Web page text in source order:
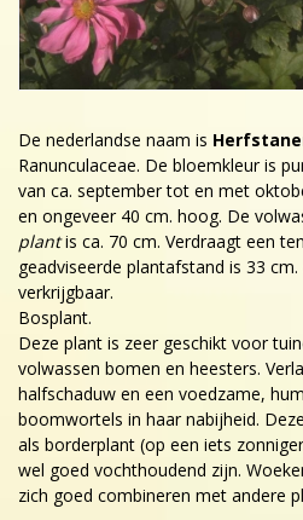
De nederlandse naam is
Ranunculaceae. De bloemkleur is
van ca. september tot en met
en ongeveer 40 cm. hoog. De
plantis ca. 70 cm. Verdraagt een
geadviseerde plantafstand is 33
verkrijgbaar.
Bosplant.
Deze plant is zeer geschikt voor
volwassen bomen en heesters.
halfschaduw en een voedzame,
boomwortels in haar nabijheid.
als borderplant (op een iets
wel goed vochthoudend zijn.
zich goed combineren met andere